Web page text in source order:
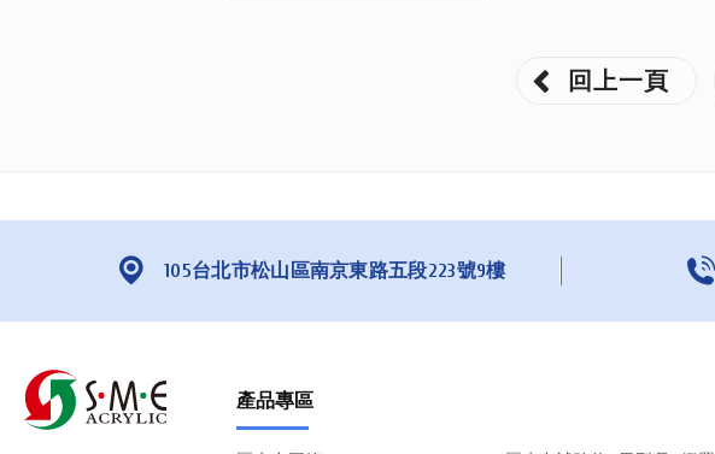
回上一頁
105台北市松山區南京東路五段223號9樓
產品專區